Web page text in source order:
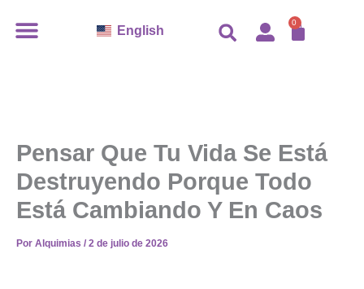
English 0
Pensar Que Tu Vida Se Está
Destruyendo Porque Todo
Está Cambiando Y En Caos
Por Alquimias / 2 de julio de 2026